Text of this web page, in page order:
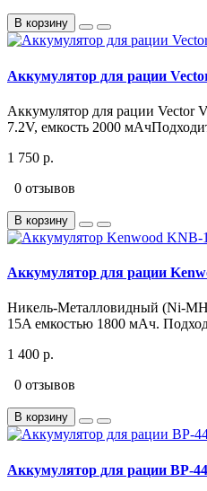
В корзину
Аккумулятор для рации
Аккумулятор для рации Vector
7.2V, емкость 2000
1 750 р.
0 отзывов
В корзину
Аккумулятор для рации
Никель-Металловидный (Ni-
15A емкостью 1800 мАч.
1 400 р.
0 отзывов
В корзину
Аккумулятор для рации BP-